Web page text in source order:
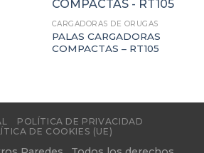
CARGADORAS DE ORUGAS
PALAS CARGADORAS
COMPACTAS – RT105
POLÍTICA DE PRIVACIDAD
DE COOKIES (UE)